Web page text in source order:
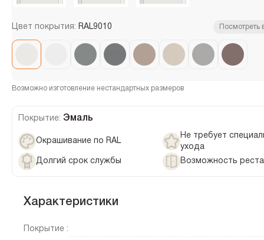
Цвет покрытия: RAL9010 Посмотреть
Возможно изготовление нестандартных размеров
Покрытие: Эмаль
Окрашивание по RAL
Не требует
ухода
Долгий срок службы
Возможность
Характеристики
Покрытие :